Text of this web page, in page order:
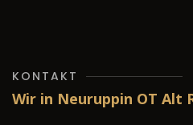
KONTAKT
Wir in Neuruppin OT Alt